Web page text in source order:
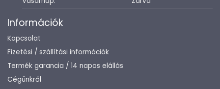
Információk
Kapcsolat
Fizetési / szállítási információk
Termék garancia / 14 napos elállás
Cégünkről